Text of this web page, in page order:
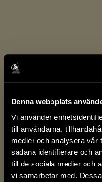
Denna webbplats
Vi använder
till användarna,
medier och analysera vår
sådana identifierare och
till de sociala medier och
vi samarbetar med.